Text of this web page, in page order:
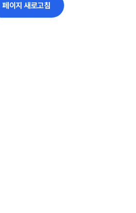
페이지 새로고침